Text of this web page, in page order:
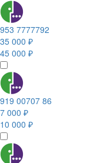
953 7777792
35 000 ₽
45 000 ₽
919 00707 86
7 000 ₽
10 000 ₽